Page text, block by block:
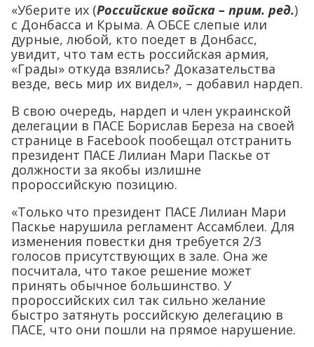
«Уберите их (Российские войска – прим. ред.)
с Донбасса и Крыма. А ОБСЕ слепые или
дурные, любой, кто поедет в Донбасс,
увидит, что там есть российская армия,
«Грады» откуда взялись? Доказательства
везде, весь мир их видел», – добавил нардеп.
В свою очередь, нардеп и член украинской
делегации в ПАСЕ Борислав Береза на своей
странице в Facebook пообещал отстранить
президент ПАСЕ Лилиан Мари Паскье от
должности за якобы излишне
пророссийскую позицию.
«Только что президент ПАСЕ Лилиан Мари
Паскье нарушила регламент Ассамблеи. Для
изменения повестки дня требуется 2/3
голосов присутствующих в зале. Она же
посчитала, что такое решение может
принять обычное большинство. У
пророссийских сил так сильно желание
быстро затянуть российскую делегацию в
ПАСЕ, что они пошли на прямое нарушение.